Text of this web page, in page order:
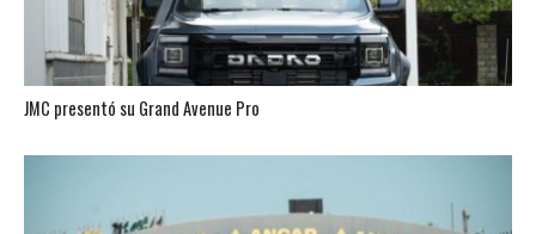
JMC presentó su Grand Avenue Pro